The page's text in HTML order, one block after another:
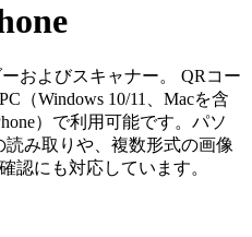
およびスキャナー。 QRコー
（Windows 10/11、Macを含
）で利用可能です。パソ
み取りや、複数形式の画像
認にも対応しています。